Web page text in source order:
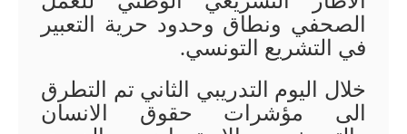
الصحفي ونطاق وحدود حرية التعبير
في التشريع التونسي.
خلال اليوم التدريبي الثاني تم التطرق
الى مؤشرات حقوق الانسان